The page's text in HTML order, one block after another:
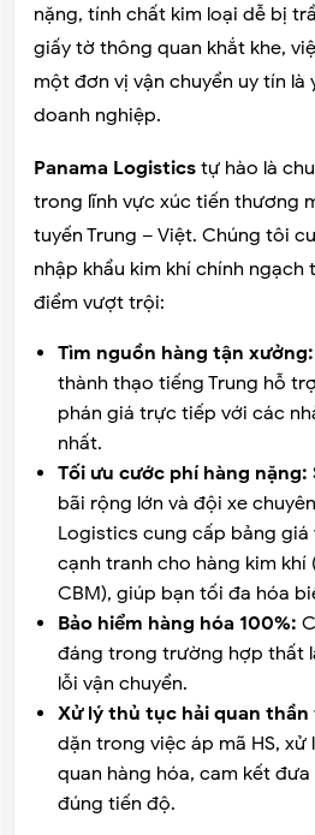
nặng, tính chất kim loại dễ bị
giấy tờ thông quan khắt khe,
một đơn vị vận chuyển uy tín là
doanh nghiệp.
Panama Logistics tự hào là
trong lĩnh vực xúc tiến thương
tuyến Trung – Việt. Chúng tôi
nhập khẩu kim khí chính
điểm vượt trội:
Tìm nguồn hàng tận xưởng:
thành thạo tiếng Trung hỗ
phán giá trực tiếp với các
nhất.
Tối ưu cước phí hàng nặng:
bãi rộng lớn và đội xe
Logistics cung cấp bảng giá
cạnh tranh cho hàng kim khí
CBM), giúp bạn tối đa hóa
Bảo hiểm hàng hóa 100%:
đáng trong trường hợp thất
lỗi vận chuyển.
Xử lý thủ tục hải quan thần
dặn trong việc áp mã HS,
quan hàng hóa, cam kết
đúng tiến độ.